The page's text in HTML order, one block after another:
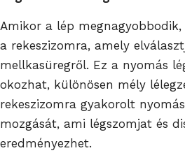
Amikor a lép
a rekeszizomra, amely
mellkasüregről. Ez a nyomás
okozhat, különösen mély
rekeszizomra gyakorolt
mozgását, ami légszomjat és
eredményezhet.